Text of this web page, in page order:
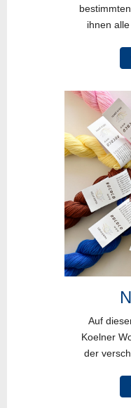
ihnen
Auf
Koelner
der